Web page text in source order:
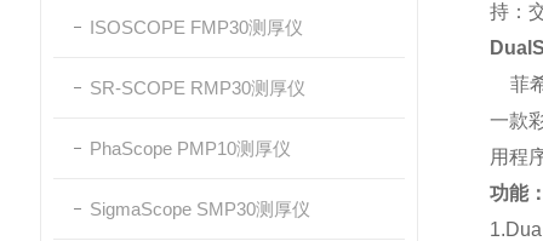
ISOSCOPE FMP30测厚仪
SR-SCOPE RMP30测厚仪
PhaScope PMP10测厚仪
SigmaScope SMP30测厚仪
持：
菲
一款
用程
功能
1.